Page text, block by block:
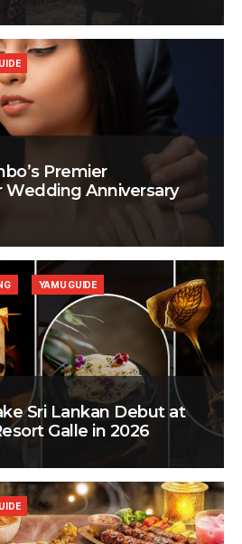
Premier
Wedding Anniversary
Sri Lankan Debut at
Galle in 2026
YAMU GUIDE